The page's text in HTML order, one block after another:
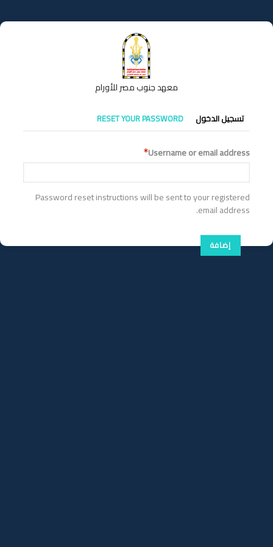
إلى
المحتوى
معهد جنوب مصر للأورام
التبويبات
الأساسية
تسجيل الدخول RESET YOUR PASSWORD
Username or email address
Password reset instructions will be sent to your registered
email address.